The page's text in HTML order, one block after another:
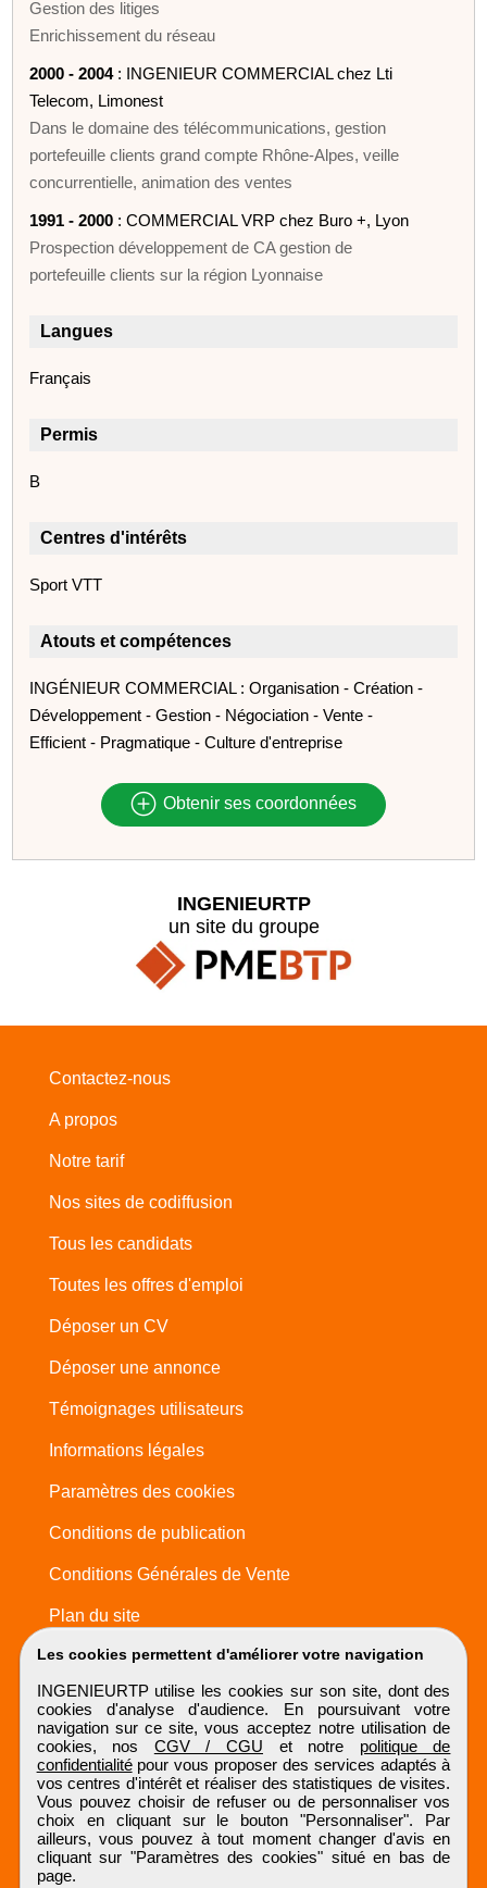
Gestion des litiges
Enrichissement du réseau
2000 - 2004: INGENIEUR COMMERCIAL chez Lti
Telecom, Limonest
Dans le domaine des télécommunications, gestion
portefeuille clients grand compte Rhône-Alpes, veille
concurrentielle, animation des ventes
1991 - 2000 : COMMERCIAL VRP chez Buro +, Lyon
Prospection développement de CA gestion de
portefeuille clients sur la région Lyonnaise
Langues
Français
Permis
B
Centres d'intérêts
Sport VTT
Atouts et compétences
INGÉNIEUR COMMERCIAL : Organisation - Création -
Développement - Gestion - Négociation - Vente -
Efficient - Pragmatique - Culture d'entreprise
Obtenir ses coordonnées
Les cookies permettent d'améliorer votre navigation
INGENIEURTP utilise les cookies sur son site, dont des
cookies d'analyse d'audience. En poursuivant votre
navigation sur ce site, vous acceptez notre utilisation de
cookies, nos CGV / CGU et notre politique de
confidentialitépour vous proposer des services adaptés à
vos centres d'intérêt et réaliser des statistiques de visites.
Vous pouvez choisir de refuser ou de personnaliser vos
choix en cliquant sur le bouton "Personnaliser". Par
ailleurs, vous pouvez à tout moment changer d'avis en
cliquant sur "Paramètres des cookies" situé en bas de
page.
INGENIEURTP
un site du groupe
Contactez-nous
A propos
Notre tarif
Nos sites de codiffusion
Tous les candidats
Toutes les offres d'emploi
Déposer un CV
Déposer une annonce
Témoignages utilisateurs
Informations légales
Paramètres des cookies
Conditions de publication
Conditions Générales de Vente
Plan du site